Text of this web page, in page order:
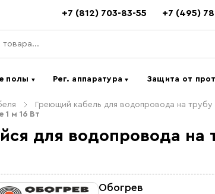
+7 (812) 703-83-55 +7 (495)
полы ▼ Рег. аппаратура▼ Защита от
Греющий кабель для водопровода на трубу
м 16 Вт
для водопровода на
Обогрев